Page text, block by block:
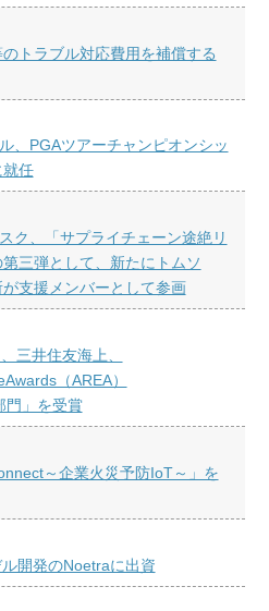
トラブル対応費用を補償する
、PGAツアーチャンピオンシッ
任
ク、「サプライチェーン途絶リ
三弾として、新たにトムソ
支援メンバーとして参画
三井住友海上、
（AREA）
門」を受賞
～企業火災予防IoT～」を
開発のNoetraに出資